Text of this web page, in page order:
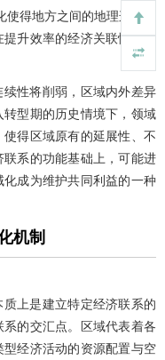
使得地方之间的地理连续性
升效率的经济关联性则相
性将削弱，区域内外差异
型期的历史情境下，领域
得区域原有的延展性、不
系的功能基础上，可能进
成为维护共同利益的一种
机制
上是建立特定经济联系的
的交汇点。区域代表着各
经济活动的资源配置与空